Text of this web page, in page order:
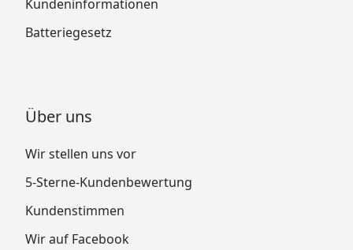
Kundeninformationen
Batteriegesetz
Über uns
Wir stellen uns vor
5-Sterne-Kundenbewertung
Kundenstimmen
Wir auf Facebook